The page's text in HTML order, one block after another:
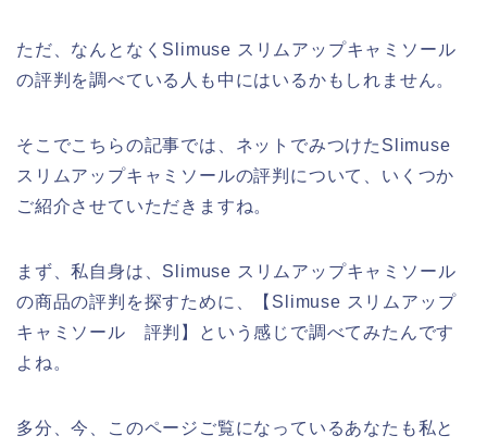
ただ、なんとなくSlimuse スリムアップキャミソール
の評判を調べている人も中にはいるかもしれません。
そこでこちらの記事では、ネットでみつけたSlimuse
スリムアップキャミソールの評判について、いくつか
ご紹介させていただきますね。
まず、私自身は、Slimuse スリムアップキャミソール
の商品の評判を探すために、【Slimuse スリムアップ
キャミソール 評判】という感じで調べてみたんです
よね。
多分、今、このページご覧になっているあなたも私と